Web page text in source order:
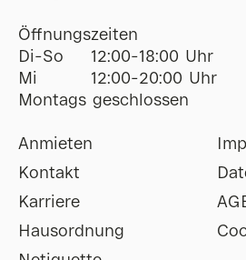
Öffnungszeiten
Di-So
12:00-18:00 Uhr
Mi
12:00-20:00 Uhr
Montags geschlossen
Anmieten
Kontakt
Karriere
Hausordnung